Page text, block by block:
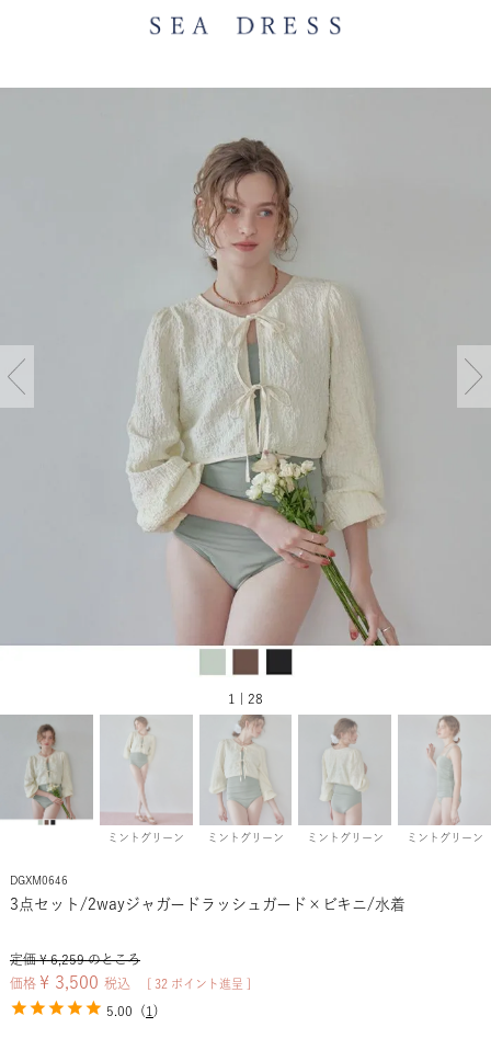
1 | 28
ミントグリーン ミントグリーン ミントグリーン ミントグリーン
DGXM0646
3点セット/2wayジャガードラッシュガード×ビキニ/水着
定価 ¥ 6,259 のところ
価格 ¥ 3,500 税込 32 ポイント進呈 ]
5.00 ( 1 )